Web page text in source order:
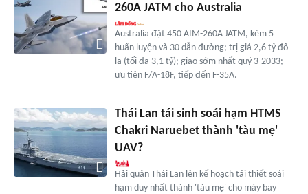
260A JATM cho Australia
Australia đặt 450 AIM-260A JATM, kèm 5
huấn luyện và 30 dẫn đường; trị giá 2,6 tỷ đô
la (tối đa 3,1 tỷ); giao sớm nhất quý 3-2033;
ưu tiên F/A-18F, tiếp đến F-35A.
Thái Lan tái sinh soái hạm HTMS
Chakri Naruebet thành 'tàu mẹ'
UAV?
Hải quân Thái Lan lên kế hoạch tái thiết soái
hạm duy nhất thành 'tàu mẹ' cho máy bay